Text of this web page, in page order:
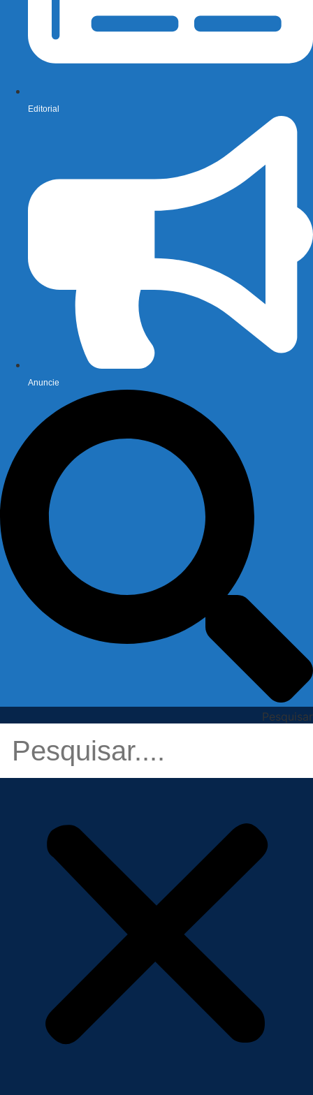
Editorial
Anuncie
Pesquisar